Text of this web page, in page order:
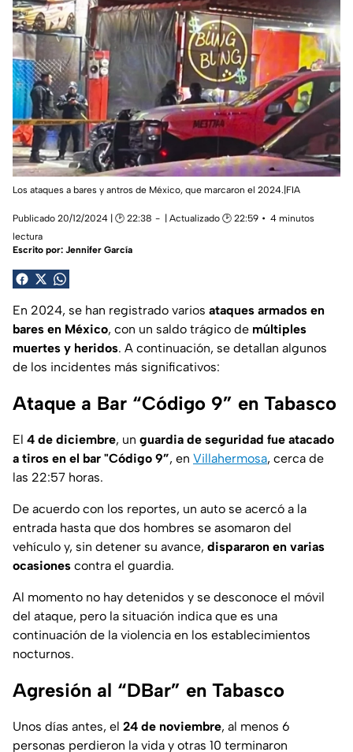
Los ataques a bares y antros de México, que marcaron el 2024.|FIA
Publicado 20/12/2024 | 🕑 22:38 | Actualizado 🕑 22:59
4 minutos
lectura
Escrito por: Jennifer García
En 2024, se han registrado varios ataques armados en
bares en México, con un saldo trágico de múltiples
muertes y heridos. A continuación, se detallan algunos
de los incidentes más significativos:
Ataque a Bar “Código 9” en Tabasco
El 4 de diciembre, un guardia de seguridad fue atacado
a tiros en el bar "Código 9”, en Villahermosa, cerca de
las 22:57 horas.
De acuerdo con los reportes, un auto se acercó a la
entrada hasta que dos hombres se asomaron del
vehículo y, sin detener su avance, dispararon en varias
ocasiones contra el guardia.
Al momento no hay detenidos y se desconoce el móvil
del ataque, pero la situación indica que es una
continuación de la violencia en los establecimientos
nocturnos.
Agresión al “DBar” en Tabasco
Unos días antes, el 24 de noviembre, al menos 6
personas perdieron la vida y otras 10 terminaron